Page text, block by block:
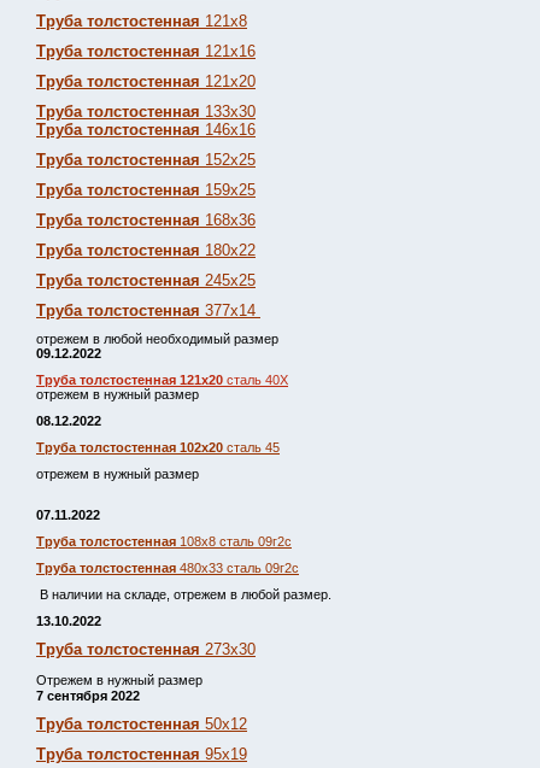
Труба толстостенная 121х8
Труба толстостенная 121х16
Труба толстостенная 121х20
Труба толстостенная 133х30
Труба толстостенная 146х16
Труба толстостенная 152х25
Труба толстостенная 159х25
Труба толстостенная 168х36
Труба толстостенная 180х22
Труба толстостенная 245х25
Труба толстостенная 377х14
отрежем в любой необходимый размер
09.12.2022
Труба толстостенная 121х20 сталь 40Х
отрежем в нужный размер
08.12.2022
Труба толстостенная 102х20 сталь 45
отрежем в нужный размер
07.11.2022
Труба толстостенная 108х8 сталь 09г2с
Труба толстостенная 480х33 сталь 09г2с
В наличии на складе, отрежем в любой размер.
13.10.2022
Труба толстостенная 273х30
Отрежем в нужный размер
7 сентября 2022
Труба толстостенная 50х12
Труба толстостенная 95х19